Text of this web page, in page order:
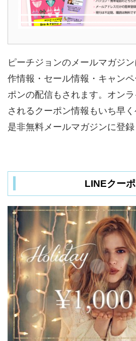
ピーチジョンのメールマガジ
作情報・セール情報・キャン
ポンの配信もされます。オン
されるクーポン情報もいち早く
是非無料メールマガジンに登録
LINEクー